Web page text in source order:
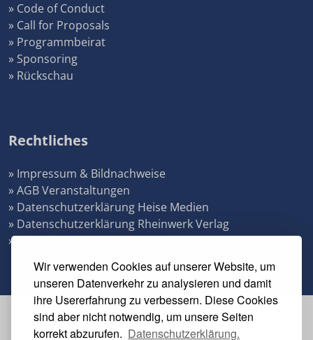
Wir verwenden Cookies auf unserer Website, um
unseren Datenverkehr zu analysieren und damit
ihre Usererfahrung zu verbessern. Diese Cookies
sind aber nicht notwendig, um unsere Seiten
korrekt abzurufen. Datenschutzerklärung.
» Code of Conduct
» Call for Proposals
» Programmbeirat
» Sponsoring
» Rückschau
Rechtliches
» Impressum & Bildnachweise
» AGB Veranstaltungen
» Datenschutzerklärung Heise Medien
» Datenschutzerklärung Rheinwerk Verlag
» Cookie-Einstellungen ändern
Veranstalter